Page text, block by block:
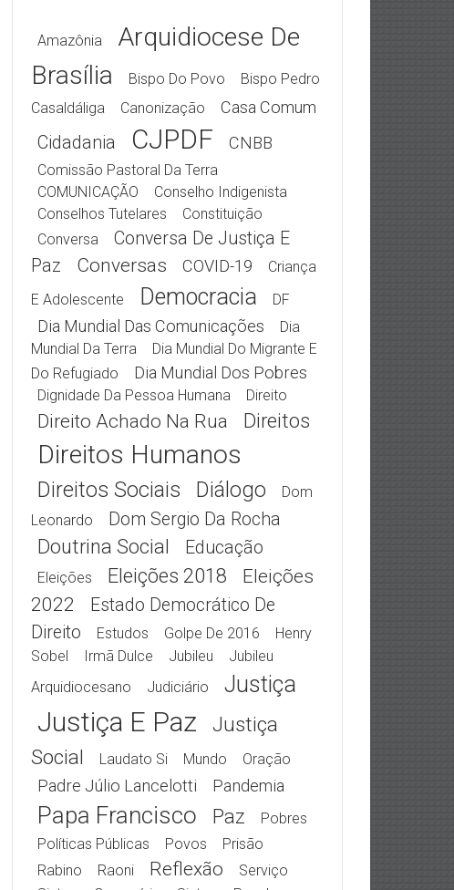
Amazônia
Arquidiocese De
Brasília
Bispo Do Povo
Bispo Pedro
Casaldáliga
Canonização Casa Comum
Cidadania CJPDF CNBB
Comissão Pastoral Da Terra
COMUNICAÇÃO
Conselho Indigenista
Conselhos Tutelares
Constituição
Conversa
Conversa De Justiça E
Paz
Conversas COVID-19
Criança
E Adolescente
Democracia DF
Dia Mundial Das Comunicações
Dia
Mundial Da Terra
Dia Mundial Do Migrante E
Do Refugiado
Dia Mundial Dos Pobres
Dignidade Da Pessoa Humana Direito
Direito Achado Na Rua Direitos
Direitos Humanos
Direitos Sociais Diálogo
Dom
Leonardo
Dom Sergio Da Rocha
Doutrina Social Educação
Eleições Eleições 2018
Eleições
2022
Estado Democrático De
Direito
Estudos Golpe De 2016
Henry
Sobel
Irmã Dulce Jubileu
Jubileu
Arquidiocesano
Judiciário Justiça
Justiça E Paz
Justiça
Social
Laudato Si Mundo Oração
Padre Júlio Lancelotti Pandemia
Papa Francisco Paz
Pobres
Políticas Públicas
Povos
Prisão
Rabino
Raoni Reflexão
Serviço